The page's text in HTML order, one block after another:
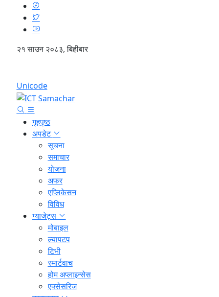
२१ साउन २०८३, बिहीबार
Unicode
गृहपृष्ठ
अपडेट
सूचना
समाचार
योजना
अफर
एप्लिकेसन
विविध
ग्याजेट्स
मोबाइल
ल्यापटप
टिभी
स्मार्टवाच
होम अप्लाइन्सेस
एक्सेसरिज